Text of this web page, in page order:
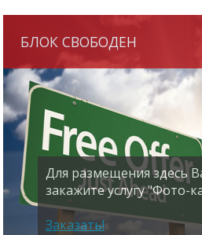
БЛОК СВОБОДЕН
Для размещения здесь
закажите услугу "Фото-
Заказать!